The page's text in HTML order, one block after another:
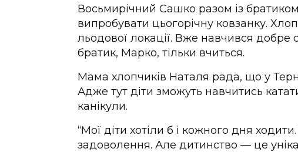
Восьмирічний Сашко разом із
випробувати цьогорічну ковзанку.
льодової локації. Вже навчився добре
братик, Марко, тільки вчиться.
Мама хлопчиків Наталя рада, що у
Адже тут діти зможуть навчитись
канікули.
“Мої діти хотіли б і кожного дня
задоволення. Але дитинство — це